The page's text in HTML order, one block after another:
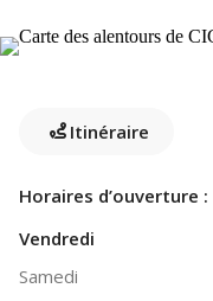
Itinéraire
Horaires d’ouverture :
Vendredi
Samedi